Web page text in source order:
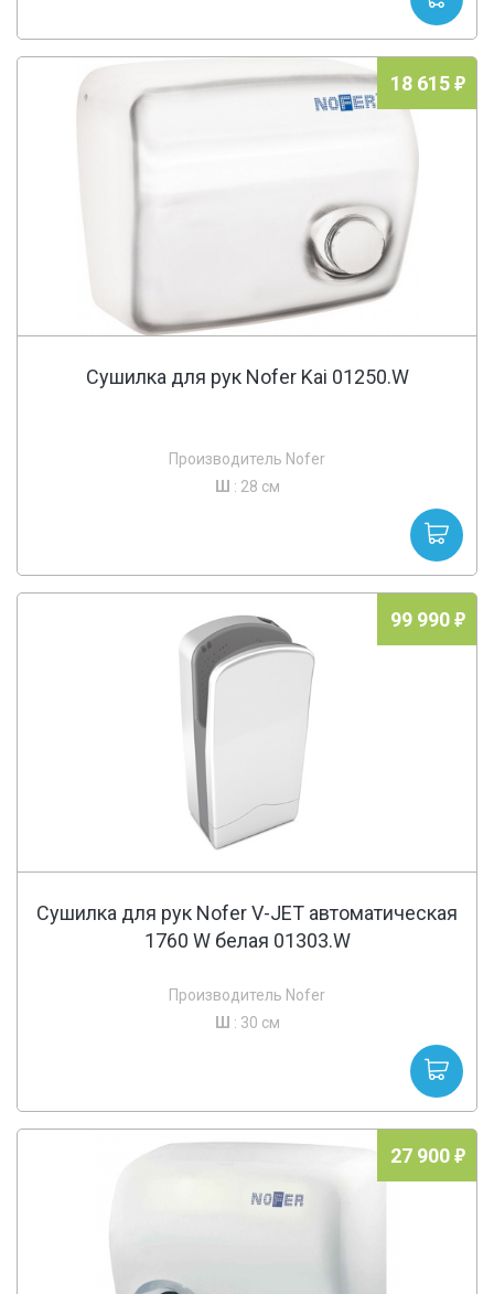
18 615
Сушилка для рук Nofer Kai 01250.W
Производитель Nofer
Ш : 28 см
99 990
Сушилка для рук Nofer V-JET автоматическая
1760 W белая 01303.W
Производитель Nofer
Ш : 30 см
27 900